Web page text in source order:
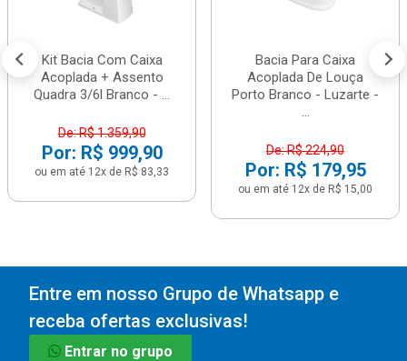
Kit Bacia Com Caixa
Acoplada + Assento
Quadra 3/6l Branco - ...
De: R$ 1.359,90
Por: R$ 999,90
ou em até 12x de R$ 83,33
Bacia Para Caixa
Acoplada De Louça
Porto Branco - Luzarte -
...
De: R$ 224,90
Por: R$ 179,95
ou em até 12x de R$ 15,00
Entre em nosso Grupo de Whatsapp e
receba ofertas exclusivas!
Entrar no grupo